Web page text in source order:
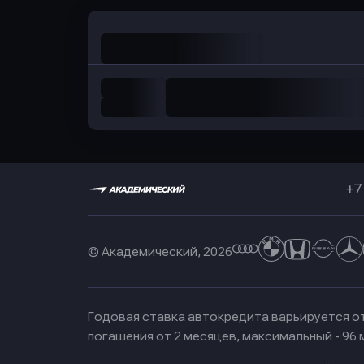
© Академический, 2026
Годовая ставка автокредита варьируется
погашения от 2 месяцев, максимальный -